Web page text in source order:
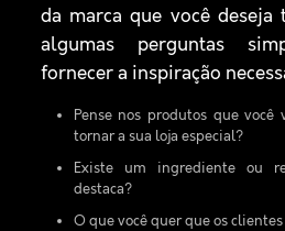
da marca que você deseja
algumas perguntas
fornecer a inspiração
Pense nos produtos que você
tornar a sua loja especial?
Existe um ingrediente ou
destaca?
O que você quer que os